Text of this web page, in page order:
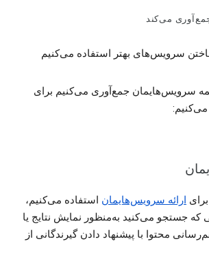
سرویس‌های بهتر استفاده می‌کنیم
سرویس‌هایمان جمع‌آوری می‌کنیم برای
می‌کنیم:
ارائه سرویس‌هایمان استفاده می‌کنیم،
که جستجو می‌کنید به‌منظور نمایش نتایج یا
محتوا با پیشنهاد دادن گیرندگانی از